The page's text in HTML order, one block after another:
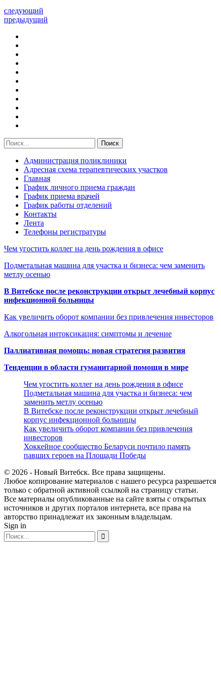
следующий
предыдущий
Администрация поликлиники
Адресная схема терапевтических участков
Главная
График личного приема граждан
График приема врачей
График работы отделений
Контакты
Лента
Телефоны регистратуры
Чем угостить коллег на день рождения в офисе
Подметальная машина для участка и бизнеса: чем заменить
метлу осенью
В Витебске после реконструкции открыт лечебный корпус
инфекционной больницы
Как увеличить оборот компании без привлечения инвесторов
Алкогольная интоксикация: симптомы и лечение
Паллиативная помощь: новая стратегия развития
Тенденции в области гуманитарной помощи в мире
Чем угостить коллег на день рождения в офисе
Подметальная машина для участка и бизнеса: чем
заменить метлу осенью
В Витебске после реконструкции открыт лечебный
корпус инфекционной больницы
Как увеличить оборот компании без привлечения
инвесторов
Хоккейное сообщество Беларуси почтило память
павших героев на Площади Победы
© 2026 - Новый Витебск. Все права защищены.
Любое копирование материалов с нашего ресурса разрешается
только с обратной активной ссылкой на страницу статьи.
Все материалы опубликованные на сайте взяты с открытых
источников и других порталов интернета, все права на
авторство принадлежат их законным владельцам.
Sign in